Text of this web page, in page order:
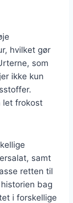
hvilket gør
som
ikke kun
let frokost
samt
retten til
bag
i forskellige